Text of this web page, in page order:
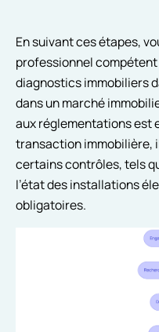
En suivant ces étapes,
professionnel
diagnostics immobiliers
dans un marché
aux réglementations est
transaction immobilière,
certains contrôles, tels
l’état des installations
obligatoires.